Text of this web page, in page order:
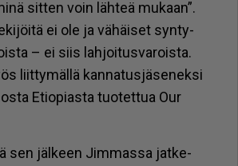
sit­ten voin läh­teä mu­kaan”.
ei ole ja vä­häi­set syn­ty­
– ei siis lah­joi­tus­va­rois­ta.
liit­ty­mäl­lä kan­na­tus­jä­se­nek­si
Eti­o­pi­as­ta tuo­tet­tua Our
sen jäl­keen Jim­mas­sa jat­ke­